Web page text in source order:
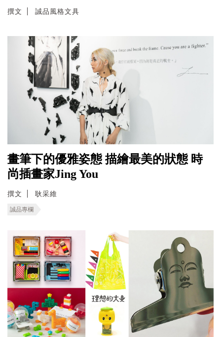
撰文 誠品風格文具
畫筆下的優雅姿態 描繪最美的狀態 時
尚插畫家Jing You
撰文 耿采維
誠品專欄